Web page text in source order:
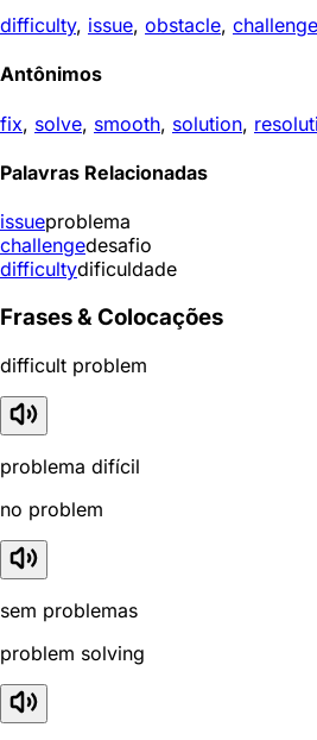
difficulty, issue, obstacle, challenge
Antônimos
fix, solve, smooth, solution,
Palavras Relacionadas
issueproblema
challengedesafio
difficultydificuldade
Frases & Colocações
difficult problem
problema difícil
no problem
sem problemas
problem solving